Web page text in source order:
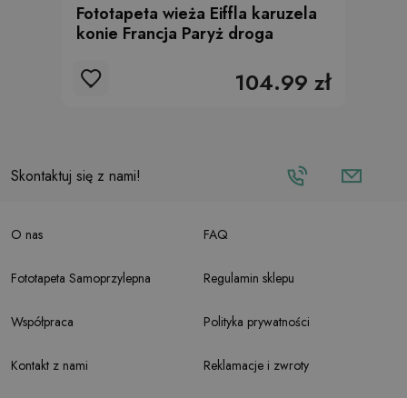
Fototapeta wieża Eiffla karuzela
konie Francja Paryż droga
104.99 zł
Skontaktuj się z nami!
O nas
Fototapeta Samoprzylepna
Współpraca
Kontakt z nami
FAQ
Regulamin sklepu
Polityka prywatności
Reklamacje i zwroty